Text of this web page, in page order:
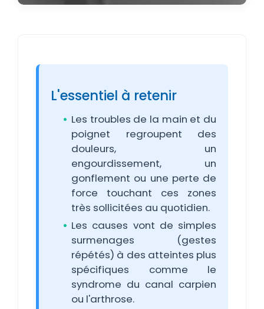
L'essentiel à retenir
Les troubles de la main et du
poignet regroupent des
douleurs, un
engourdissement, un
gonflement ou une perte de
force touchant ces zones
très sollicitées au quotidien.
Les causes vont de simples
surmenages (gestes
répétés) à des atteintes plus
spécifiques comme le
syndrome du canal carpien
ou l'arthrose.